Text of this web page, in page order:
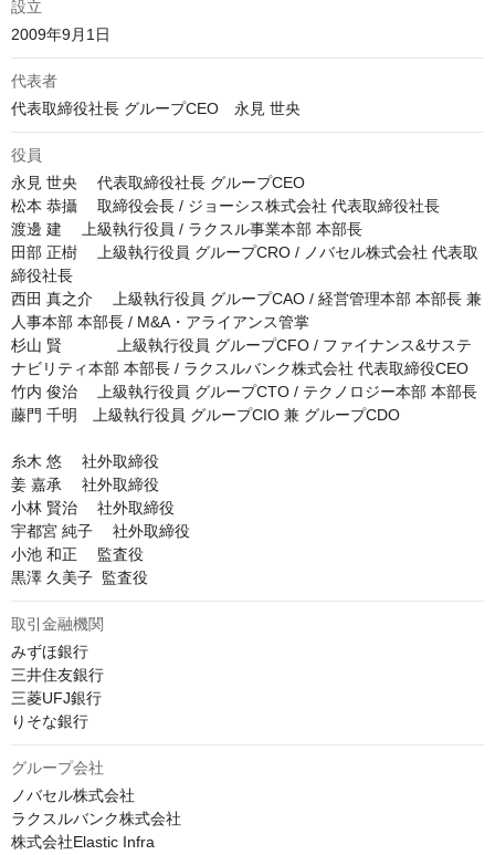
設立
2009年9月1日
代表者
代表取締役社長 グループCEO　永見 世央
役員
永見 世央 　代表取締役社長 グループCEO
松本 恭攝 　取締役会長 / ジョーシス株式会社 代表取締役社長
渡邊 建 　上級執行役員 / ラクスル事業本部 本部長
田部 正樹 　上級執行役員 グループCRO / ノバセル株式会社 代表取
締役社長
西田 真之介 　上級執行役員 グループCAO / 経営管理本部 本部長 兼
人事本部 本部長 / M&A・アライアンス管掌
杉山 賢 　        上級執行役員 グループCFO / ファイナンス&サステ
ナビリティ本部 本部長 / ラクスルバンク株式会社 代表取締役CEO
竹内 俊治 　上級執行役員 グループCTO / テクノロジー本部 本部長
藤門 千明　上級執行役員 グループCIO 兼 グループCDO
糸木 悠 　社外取締役
姜 嘉承 　社外取締役
小林 賢治 　社外取締役
宇都宮 純子 　社外取締役
小池 和正 　監査役
黒澤 久美子  監査役
取引金融機関
みずほ銀行
三井住友銀行
三菱UFJ銀行
りそな銀行
グループ会社
ノバセル株式会社
ラクスルバンク株式会社
株式会社Elastic Infra